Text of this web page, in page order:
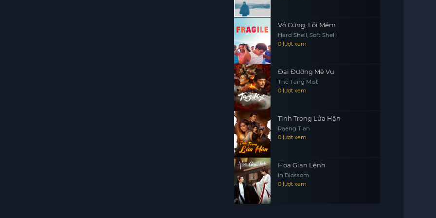
Vỏ Cứng, Lõi Mềm
Hard Shell, Soft Shell
0 lượt xem
Đại Đường Mê Vụ
The Tang Mist
0 lượt xem
Tình Trong Lửa Hận
Raeng Tian
0 lượt xem
Hoa Gian Lệnh
In Blossom
0 lượt xem